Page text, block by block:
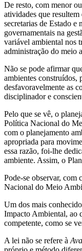
De resto, com menor
atividades que
secretarias de Estado
governamentais na
variável ambiental nos
administração do meio
Não se pode afirmar
ambientes construídos,
desfavoravelmente as
disciplinador e
Pelo que se vê, o
Política Nacional do
com o planejamento
apropriada para
essa razão, foi-lhe
ambiente. Assim, o
Pode-se observar, com
Nacional do Meio
Um dos mais
Impacto Ambiental, ao
competente, como se
A lei não se refere à